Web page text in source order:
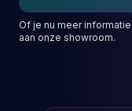
Of je nu meer
aan onze showroom.